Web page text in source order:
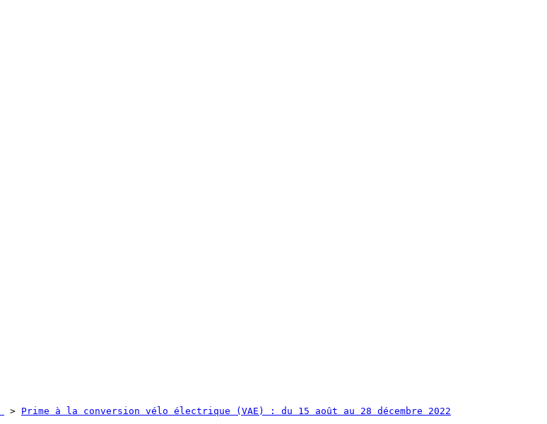
> Prime à la conversion vélo électrique (VAE) : du 15 août au 28 décembre 2022